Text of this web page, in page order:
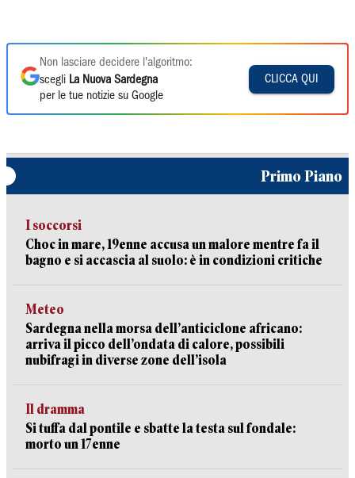
Non lasciare decidere l'algoritmo:
scegli La Nuova Sardegna
per le tue notizie su Google
CLICCA QUI
Primo Piano
I soccorsi
Choc in mare, 19enne accusa un malore mentre fa il
bagno e si accascia al suolo: è in condizioni critiche
Meteo
Sardegna nella morsa dell’anticiclone africano:
arriva il picco dell’ondata di calore, possibili
nubifragi in diverse zone dell’isola
Il dramma
Si tuffa dal pontile e sbatte la testa sul fondale:
morto un 17enne